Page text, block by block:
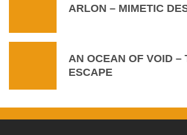
ARLON – MIMETIC
AN OCEAN OF VOID –
ESCAPE